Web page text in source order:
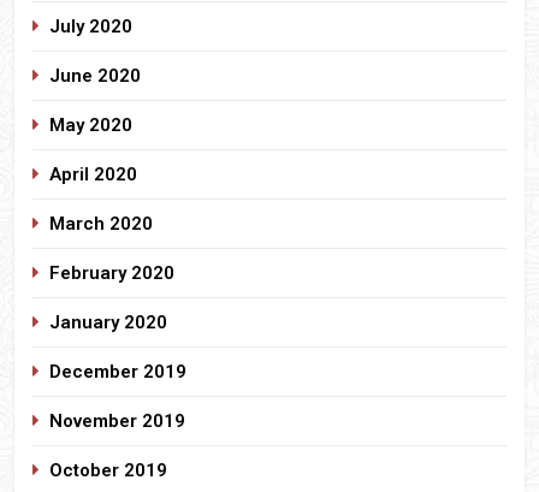
July 2020
June 2020
May 2020
April 2020
March 2020
February 2020
January 2020
December 2019
November 2019
October 2019